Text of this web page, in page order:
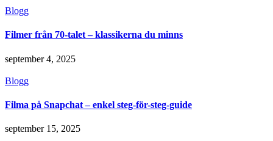
Blogg
Filmer från 70-talet – klassikerna du minns
september 4, 2025
Blogg
Filma på Snapchat – enkel steg-för-steg-guide
september 15, 2025